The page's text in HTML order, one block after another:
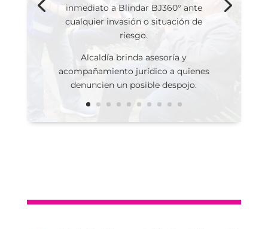
inmediato a Blindar BJ360° ante
cualquier invasión o situación de
riesgo.
Alcaldía brinda asesoría y
acompañamiento jurídico a quienes
denuncien un posible despojo.